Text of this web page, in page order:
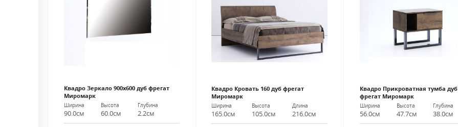
Квадро Зеркало 900х600 дуб фрегат
Миромарк
Ширина
90.0см
Высота
60.0см
Глубина
2.2см
Квадро Кровать 160 дуб фрегат
Миромарк
Ширина
165.0см
Высота
105.0см
Длина
216.0см
Квадро Прикроватная тумба дуб
фрегат Миромарк
Ширина
56.0см
Высота
47.7см
Глубина
38.0см